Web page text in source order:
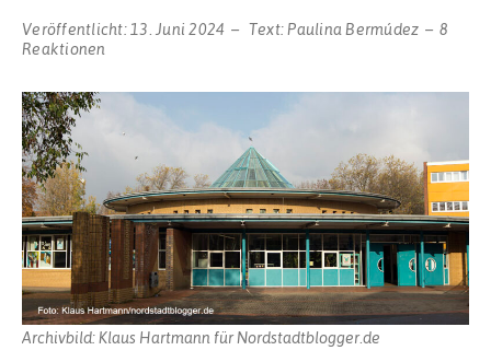
Veröffentlicht: 13. Juni 2024 Text:Paulina Bermúdez
8
Reaktionen
Archivbild: Klaus Hartmann für Nordstadtblogger.de